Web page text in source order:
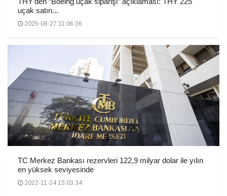
uçak satın...
2025-09-27 11:06:36
TC Merkez Bankası rezervleri 122,9 milyar dolar ile yılın
en yüksek seviyesinde
2022-11-24 15:03:34